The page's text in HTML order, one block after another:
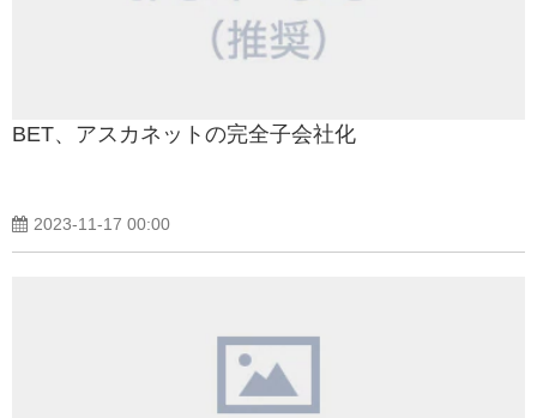
BET、アスカネットの完全子会社化
2023-11-17 00:00